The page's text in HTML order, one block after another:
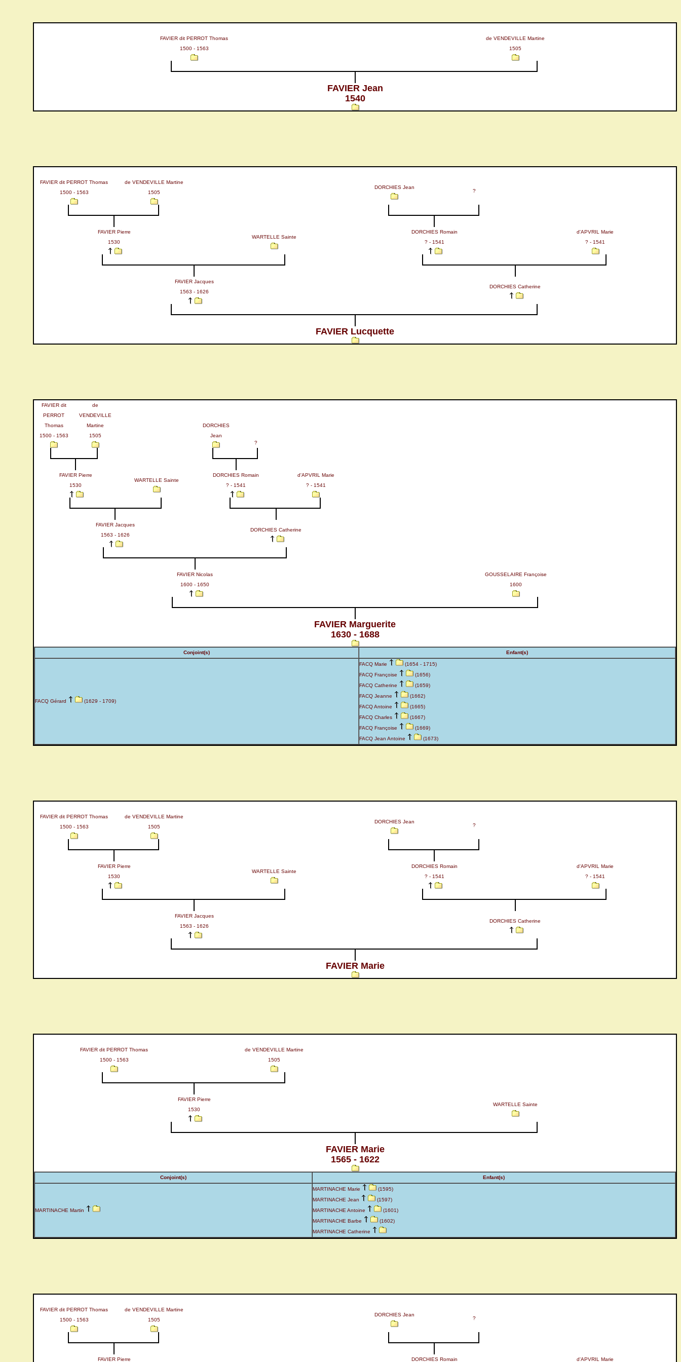
FAVIER dit PERROT Thomas
1500 - 1563
de VENDEVILLE Martine
1505
FAVIER Jean
1540
FAVIER dit PERROT Thomas
1500 - 1563
de VENDEVILLE Martine
1505
DORCHIES Jean
?
FAVIER Pierre
1530
WARTELLE Sainte
DORCHIES Romain
? - 1541
d'APVRIL Marie
? - 1541
FAVIER Jacques
1563 - 1626
DORCHIES Catherine
FAVIER Lucquette
FAVIER dit
PERROT
Thomas
1500 - 1563
de
VENDEVILLE
Martine
1505
DORCHIES
Jean
?
FAVIER Pierre
1530
WARTELLE Sainte
DORCHIES Romain
? - 1541
d'APVRIL Marie
? - 1541
FAVIER Jacques
1563 - 1626
DORCHIES Catherine
FAVIER Nicolas
1600 - 1650
GOUSSELAIRE Françoise
1600
FAVIER Marguerite
1630 - 1688
Conjoint(s) Enfant(s)
FACQ Gérard (1629 - 1709)
FACQ Marie
(1654 - 1715)
FACQ Françoise
(1656)
FACQ Catherine
(1659)
FACQ Jeanne
(1662)
FACQ Antoine
(1665)
FACQ Charles
(1667)
FACQ Françoise
(1669)
FACQ Jean Antoine
(1673)
FAVIER dit PERROT Thomas
1500 - 1563
de VENDEVILLE Martine
1505
DORCHIES Jean
?
FAVIER Pierre
1530
WARTELLE Sainte
DORCHIES Romain
? - 1541
d'APVRIL Marie
? - 1541
FAVIER Jacques
1563 - 1626
DORCHIES Catherine
FAVIER Marie
FAVIER dit PERROT Thomas
1500 - 1563
de VENDEVILLE Martine
1505
FAVIER Pierre
1530
WARTELLE Sainte
FAVIER Marie
1565 - 1622
Conjoint(s) Enfant(s)
MARTINACHE Martin
MARTINACHE Marie
(1595)
MARTINACHE Jean
(1597)
MARTINACHE Antoine
(1601)
MARTINACHE Barbe
(1602)
MARTINACHE Catherine
FAVIER dit PERROT Thomas
1500 - 1563
de VENDEVILLE Martine
1505
DORCHIES Jean
?
FAVIER Pierre
DORCHIES Romain d'APVRIL Marie